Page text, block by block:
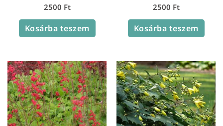
2500 Ft
Kosárba teszem
2500 Ft
Kosárba teszem